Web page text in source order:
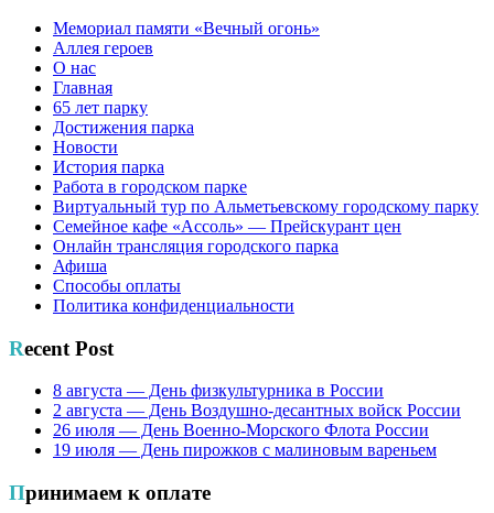
Мемориал памяти «Вечный огонь»
Аллея героев
О нас
Главная
65 лет парку
Достижения парка
Новости
История парка
Работа в городском парке
Виртуальный тур по Альметьевскому городскому парку
Семейное кафе «Ассоль» — Прейскурант цен
Онлайн трансляция городского парка
Афиша
Способы оплаты
Политика конфиденциальности
Recent Post
8 августа — День физкультурника в России
2 августа — День Воздушно-десантных войск России
26 июля — День Военно-Морского Флота России
19 июля — День пирожков с малиновым вареньем
Принимаем к оплате